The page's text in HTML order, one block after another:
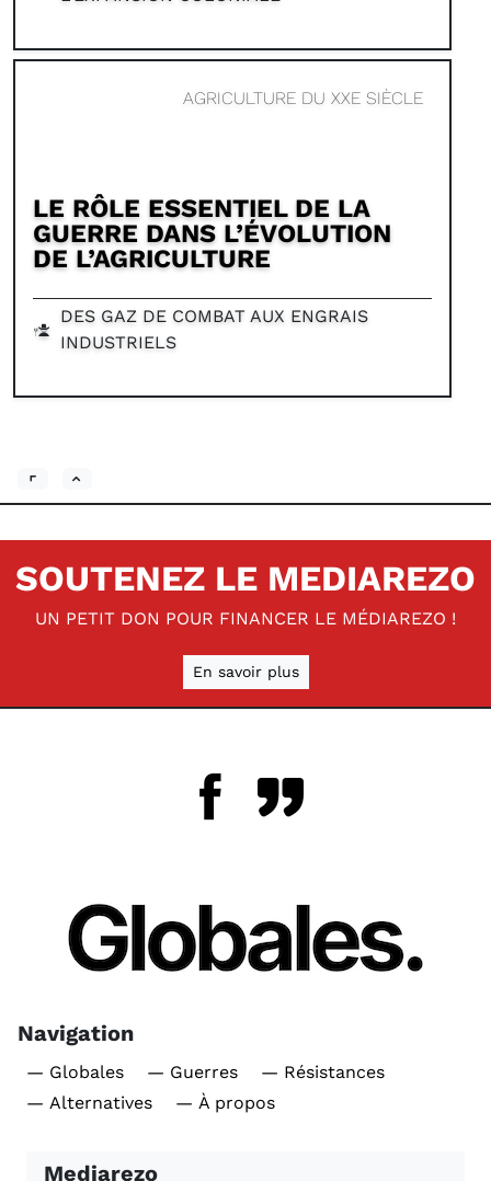
AGRICULTURE DU XXE SIÈCLE
LE RÔLE ESSENTIEL DE LA
GUERRE DANS L’ÉVOLUTION
DE L’AGRICULTURE
DES GAZ DE COMBAT AUX ENGRAIS
INDUSTRIELS
SOUTENEZ LE MEDIAREZO
UN PETIT DON POUR FINANCER LE MÉDIAREZO !
En savoir plus
Navigation
— Globales — Guerres
— Résistances
— Alternatives
— À propos
Mediarezo